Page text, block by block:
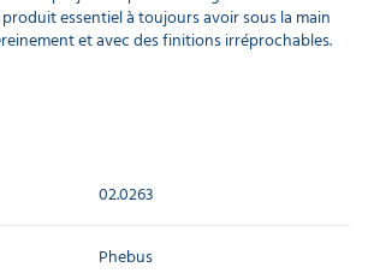
essentiel à toujours avoir sous la main
et avec des finitions irréprochables.
02.0263
Phebus